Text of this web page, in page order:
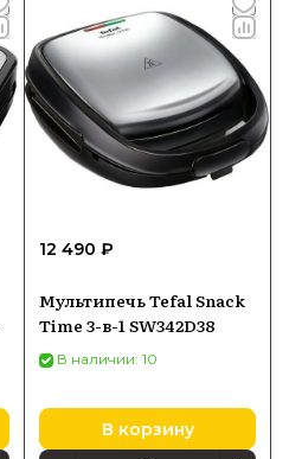
12 490 ₽
Мультипечь Tefal Snack
Time 3-в-1 SW342D38
В наличии: 10
В корзину